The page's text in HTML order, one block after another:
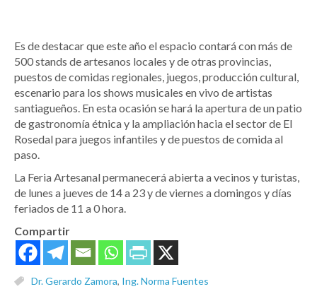
Es de destacar que este año el espacio contará con más de
500 stands de artesanos locales y de otras provincias,
puestos de comidas regionales, juegos, producción cultural,
escenario para los shows musicales en vivo de artistas
santiagueños. En esta ocasión se hará la apertura de un patio
de gastronomía étnica y la ampliación hacia el sector de El
Rosedal para juegos infantiles y de puestos de comida al
paso.
La Feria Artesanal permanecerá abierta a vecinos y turistas,
de lunes a jueves de 14 a 23 y de viernes a domingos y días
feriados de 11 a 0 hora.
Compartir
Dr. Gerardo Zamora, Ing. Norma Fuentes